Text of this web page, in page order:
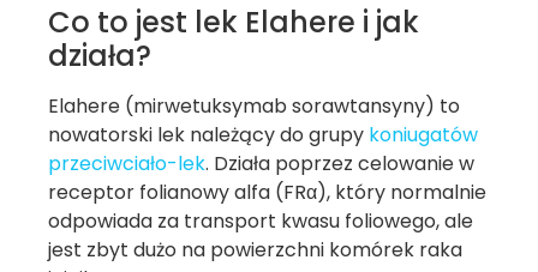
Co to jest lek Elahere i jak
działa?
Elahere (mirwetuksymab sorawtansyny) to
nowatorski lek należący do grupy koniugatów
przeciwciało-lek. Działa poprzez celowanie w
receptor folianowy alfa (FRα), który normalnie
odpowiada za transport kwasu foliowego, ale
jest zbyt dużo na powierzchni komórek raka